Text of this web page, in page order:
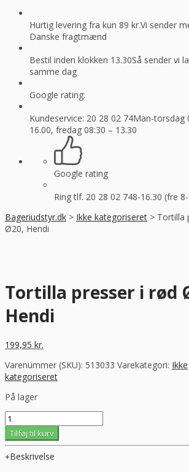
Hurtig levering fra kun 89 kr.Vi sender
Danske fragtmænd
Bestil inden klokken 13.30Så sender vi
samme dag
Google rating:
Kundeservice: 20 28 02 74Man-torsdag
16.00, fredag 08:30 – 13.30
Google rating
Ring tlf. 20 28 02 748-16.30 (fre
Bageriudstyr.dk > Ikke kategoriseret > Tortilla
Ø20, Hendi
Tortilla presser i rød
Hendi
199,95 kr.
Varenummer (SKU): 513033 Varekategori: Ikke
kategoriseret
På lager
Tortilla
presser
i
rød
Ø20,
Tilføj til kurv
Beskrivelse